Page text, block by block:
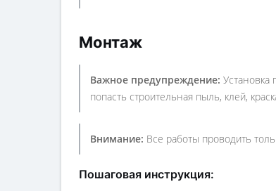
Монтаж
Важное предупреждение: Установка
попасть строительная пыль, клей,
Внимание: Все работы проводить
Пошаговая инструкция: